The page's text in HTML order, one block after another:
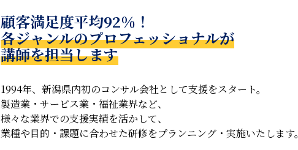
顧客満足度平均92％！
各ジャンルのプロフェッショナルが
講師を担当します
1994年、新潟県内初のコンサル会社として支援をスタート。
製造業・サービス業・福祉業界など、
様々な業界での支援実績を活かして、
業種や目的・課題に合わせた研修をプランニング・実施いたします。